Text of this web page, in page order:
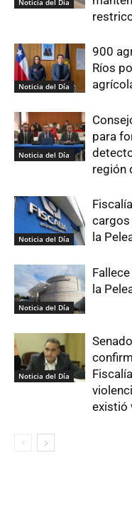
Noticia del Día
Noticia del Día
900
Ríos
Noticia del Día
para
región
Noticia del Día
cargos
la
Noticia del Día
la
Noticia del Día
existió